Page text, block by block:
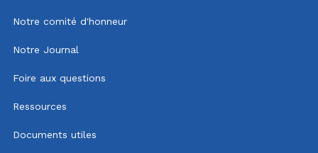
Notre comité d'honneur
Notre Journal
Foire aux questions
Ressources
Documents utiles